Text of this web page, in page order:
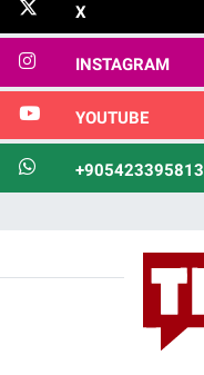
X
INSTAGRAM
YOUTUBE
+905423395813